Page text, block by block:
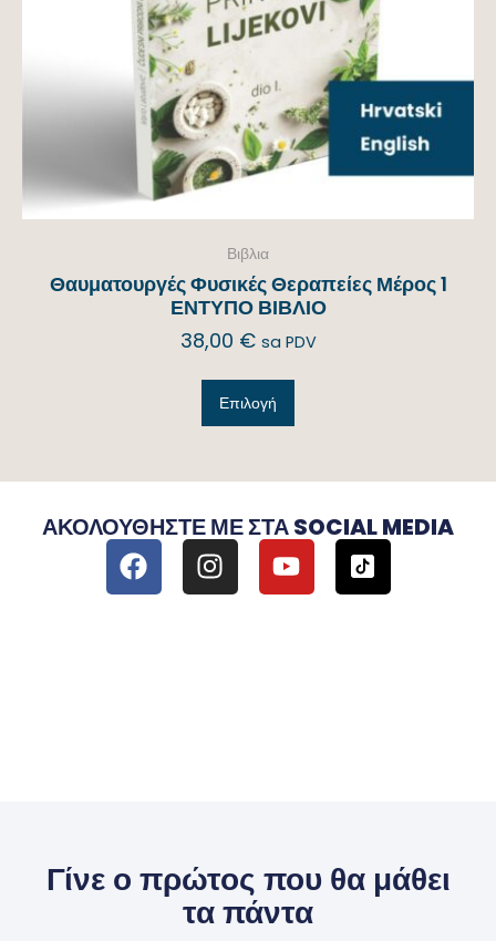
Βιβλια
Θαυματουργές Φυσικές Θεραπείες Μέρος 1
ΕΝΤΥΠΟ ΒΙΒΛΙΟ
38,00 € sa PDV
Επιλογή
ΑΚΟΛΟΥΘΉΣΤΕ ΜΕ ΣΤΑ SOCIAL MEDIA
Γίνε ο πρώτος που θα μάθει
τα πάντα